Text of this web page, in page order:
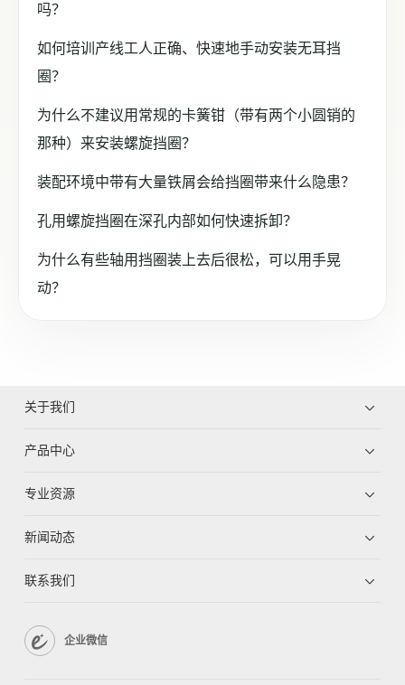
吗？
如何培训产线工人正确、快速地手动安装无耳挡
圈？
为什么不建议用常规的卡簧钳（带有两个小圆销的
那种）来安装螺旋挡圈？
装配环境中带有大量铁屑会给挡圈带来什么隐患？
孔用螺旋挡圈在深孔内部如何快速拆卸？
为什么有些轴用挡圈装上去后很松，可以用手晃
动？
关于我们
产品中心
专业资源
新闻动态
联系我们
企业微信